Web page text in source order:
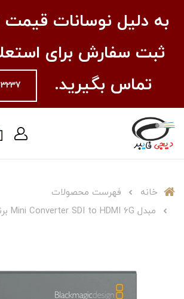
به دلیل نوسانات قیمت
ثبت سفارش برای
تماس بگیرید.
خانه
فهرست محصولات
مبدل Mini Converter SDI to HDMI 6G برند Blackmagic